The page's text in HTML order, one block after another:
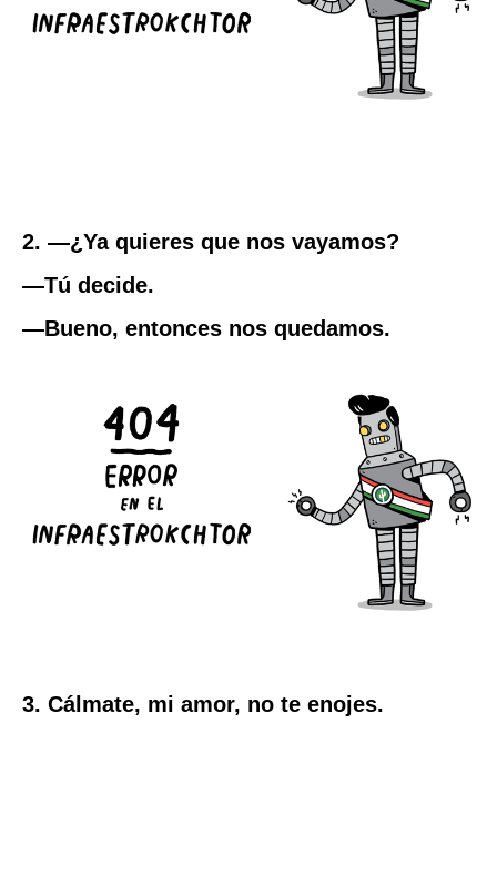
2. —¿Ya quieres que nos vayamos?
—Tú decide.
—Bueno, entonces nos quedamos.
3. Cálmate, mi amor, no te enojes.